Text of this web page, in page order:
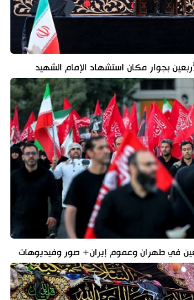
بجوار مكان استشهاد الإمام الشهيد
في طهران وعموم إيران+ صور وفيديوهات